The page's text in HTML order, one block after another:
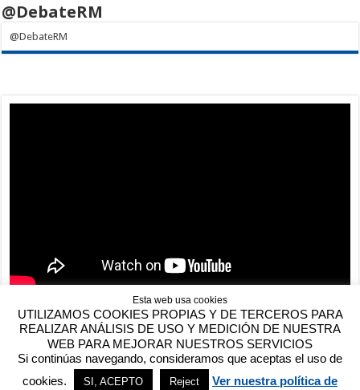
@DebateRM
@DebateRM
Contactar
DebateRM2009 - 2026 |Autores de DebateRM |Línea de tiempo del Real
Esta web usa cookies
UTILIZAMOS COOKIES PROPIAS Y DE TERCEROS PARA
REALIZAR ANÁLISIS DE USO Y MEDICIÓN DE NUESTRA
WEB PARA MEJORAR NUESTROS SERVICIOS
Si continúas navegando, consideramos que aceptas el uso de
cookies.
SI, ACEPTO Reject Ver nuestra política de